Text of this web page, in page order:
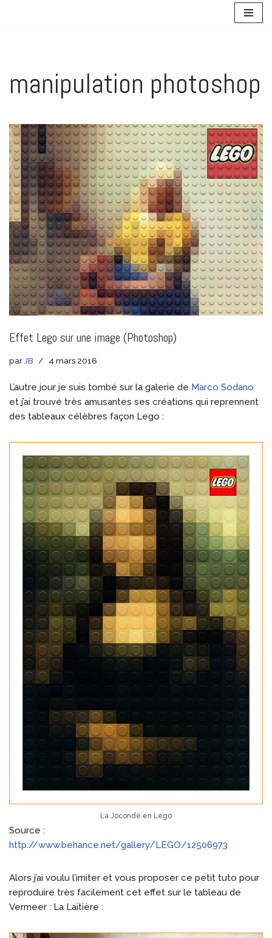
manipulation photoshop
Effet Lego sur une image (Photoshop)
parJB 4 mars 2016
L’autre jour je suis tombé sur la galerie de Marco Sodano
et j’ai trouvé très amusantes ses créations qui reprennent
des tableaux célèbres façon Lego :
La Joconde en Lego
Source :
http://www.behance.net/gallery/LEGO/12506973
Alors j’ai voulu l’imiter et vous proposer ce petit tuto pour
reproduire très facilement cet effet sur le tableau de
Vermeer : La Laitière :